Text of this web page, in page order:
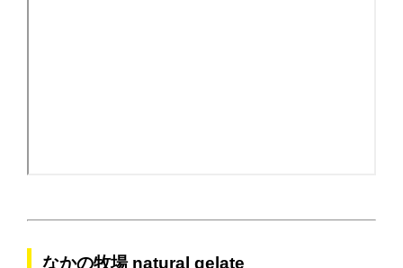
なかの牧場 natural gelate